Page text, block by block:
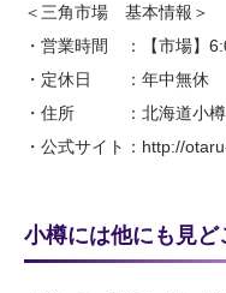
＜三角市場 基本情報＞
・営業時間 ：【市場】
・定休日 ：年中無休
・住所 ：北海道小樽
・公式サイト：http://
小樽には他にも見